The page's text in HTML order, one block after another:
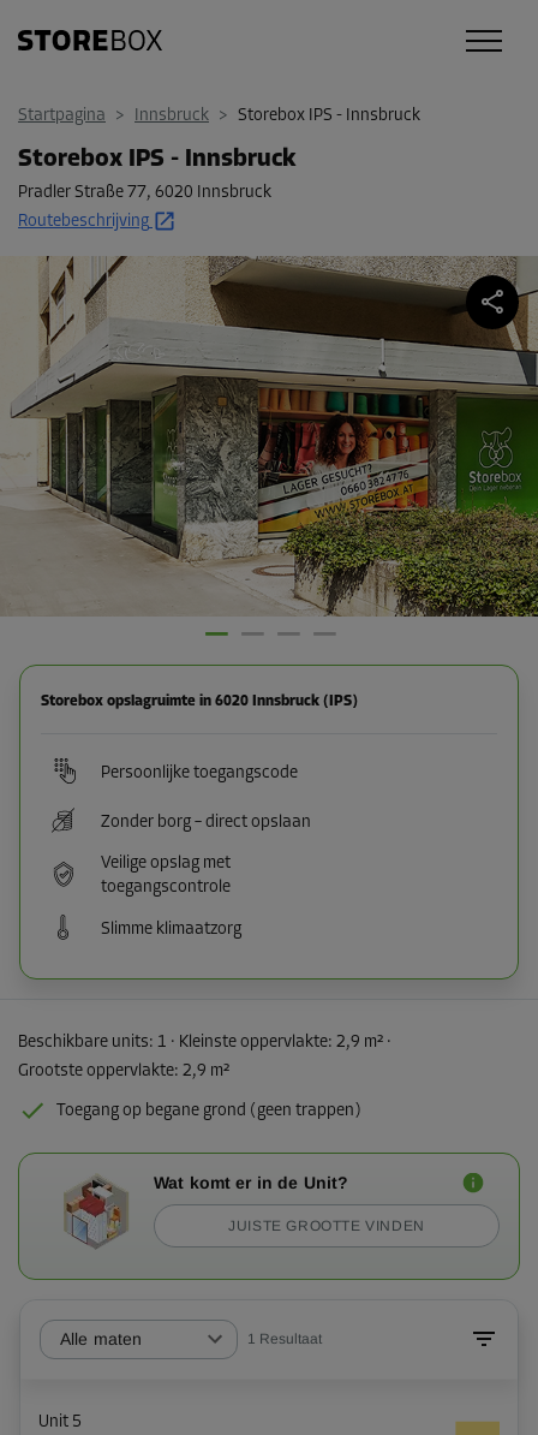
Startpagina > Innsbruck > Storebox IPS - Innsbruck
Storebox IPS - Innsbruck
Pradler Straße 77, 6020 Innsbruck
Routebeschrijving
Storebox opslagruimte in 6020 Innsbruck (IPS)
Persoonlijke toegangscode
Zonder borg – direct opslaan
Veilige opslag met
toegangscontrole
Slimme klimaatzorg
Beschikbare units: 1 · Kleinste oppervlakte: 2,9 m² ·
Grootste oppervlakte: 2,9 m²
Toegang op begane grond (geen trappen)
Wat komt er in de Unit?
JUISTE GROOTTE VINDEN
Alle maten 1 Resultaat
Unit 5